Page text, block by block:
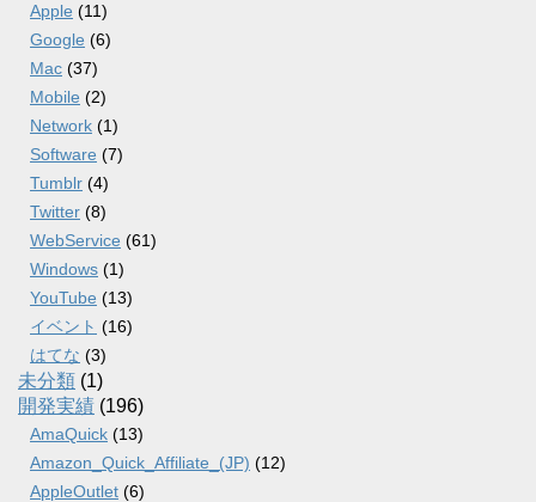
Apple (11)
Google (6)
Mac (37)
Mobile (2)
Network (1)
Software (7)
Tumblr (4)
Twitter (8)
WebService (61)
Windows (1)
YouTube (13)
イベント (16)
はてな (3)
未分類 (1)
開発実績 (196)
AmaQuick (13)
Amazon_Quick_Affiliate_(JP) (12)
AppleOutlet (6)